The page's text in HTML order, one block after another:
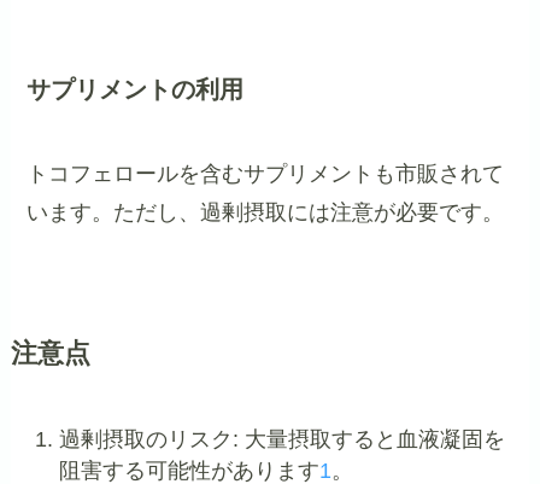
サプリメントの利用
トコフェロールを含むサプリメントも市販されて
います。ただし、過剰摂取には注意が必要です。
注意点
過剰摂取のリスク: 大量摂取すると血液凝固を
阻害する可能性があります1。